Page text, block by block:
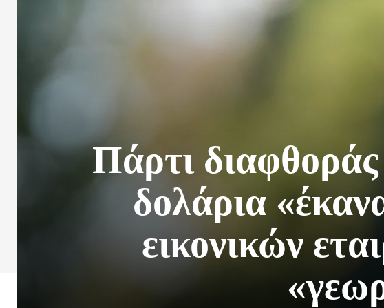
Πάρτι
δολάρια
εικονικών